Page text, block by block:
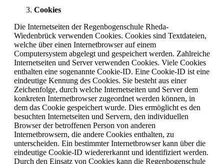
Cookies
Die Internetseiten der Regenbogenschule Rheda-
Wiedenbrück verwenden Cookies. Cookies sind Textdateien,
welche über einen Internetbrowser auf einem
Computersystem abgelegt und gespeichert werden. Zahlreiche
Internetseiten und Server verwenden Cookies. Viele Cookies
enthalten eine sogenannte Cookie-ID. Eine Cookie-ID ist eine
eindeutige Kennung des Cookies. Sie besteht aus einer
Zeichenfolge, durch welche Internetseiten und Server dem
konkreten Internetbrowser zugeordnet werden können, in
dem das Cookie gespeichert wurde. Dies ermöglicht es den
besuchten Internetseiten und Servern, den individuellen
Browser der betroffenen Person von anderen
Internetbrowsern, die andere Cookies enthalten, zu
unterscheiden. Ein bestimmter Internetbrowser kann über die
eindeutige Cookie-ID wiedererkannt und identifiziert werden.
Durch den Einsatz von Cookies kann die Regenbogenschule